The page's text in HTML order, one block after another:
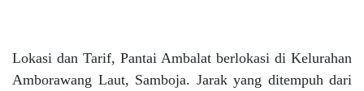
Lokasi dan Tarif, Pantai Ambalat berlokasi di Kelurahan
Amborawang Laut, Samboja. Jarak yang ditempuh dari